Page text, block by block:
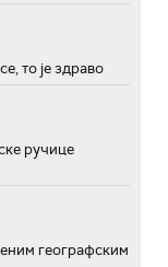
то је здраво
ручице
географским